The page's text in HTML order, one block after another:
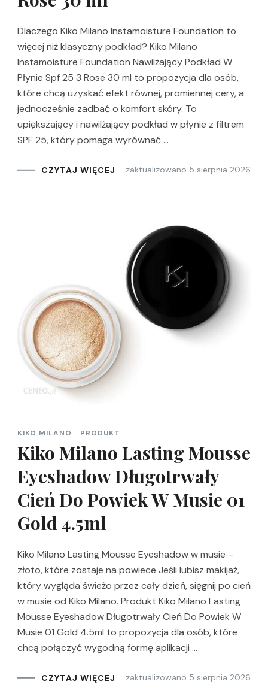
Dlaczego Kiko Milano Instamoisture Foundation to
więcej niż klasyczny podkład? Kiko Milano
Instamoisture Foundation Nawilżający Podkład W
Płynie Spf 25 3 Rose 30 ml to propozycja dla osób,
które chcą uzyskać efekt równej, promiennej cery, a
jednocześnie zadbać o komfort skóry. To
upiększający i nawilżający podkład w płynie z filtrem
SPF 25, który pomaga wyrównać …
CZYTAJ WIĘCEJ zaktualizowano 5 sierpnia 2026
KIKO MILANO PRODUKT
Kiko Milano Lasting Mousse
Eyeshadow Długotrwały
Cień Do Powiek W Musie 01
Gold 4.5ml
Kiko Milano Lasting Mousse Eyeshadow w musie –
złoto, które zostaje na powiece Jeśli lubisz makijaż,
który wygląda świeżo przez cały dzień, sięgnij po cień
w musie od Kiko Milano. Produkt Kiko Milano Lasting
Mousse Eyeshadow Długotrwały Cień Do Powiek W
Musie 01 Gold 4.5ml to propozycja dla osób, które
chcą połączyć wygodną formę aplikacji …
CZYTAJ WIĘCEJ zaktualizowano 5 sierpnia 2026